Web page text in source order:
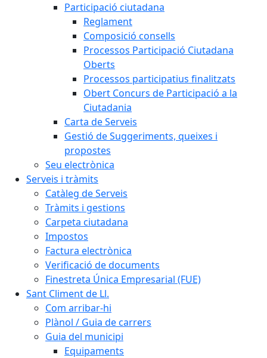
Participació ciutadana
Reglament
Composició consells
Processos Participació Ciutadana
Oberts
Processos participatius finalitzats
Obert Concurs de Participació a la
Ciutadania
Carta de Serveis
Gestió de Suggeriments, queixes i
propostes
Seu electrònica
Serveis i tràmits
Catàleg de Serveis
Tràmits i gestions
Carpeta ciutadana
Impostos
Factura electrònica
Verificació de documents
Finestreta Única Empresarial (FUE)
Sant Climent de Ll.
Com arribar-hi
Plànol / Guia de carrers
Guia del municipi
Equipaments